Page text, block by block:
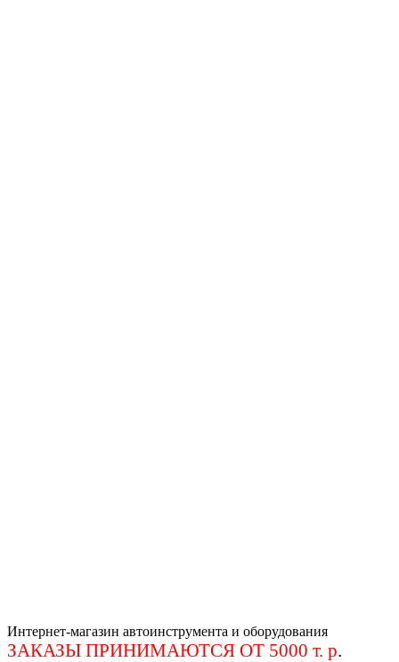
Интернет-магазин автоинструмента и оборудования
ЗАКАЗЫ ПРИНИМАЮТСЯ ОТ 5000 т. р.